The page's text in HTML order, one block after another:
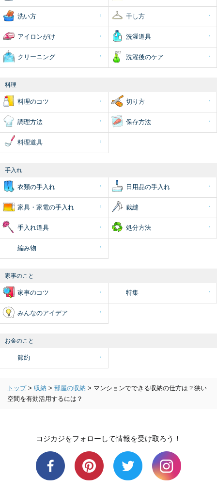
洗い方 干し方
アイロンがけ 洗濯道具
クリーニング 洗濯後のケア
料理
料理のコツ 切り方
調理方法 保存方法
料理道具
手入れ
衣類の手入れ 日用品の手入れ
家具・家電の手入れ 裁縫
手入れ道具 処分方法
編み物
家事のこと
家事のコツ 特集
みんなのアイデア
お金のこと
節約
トップ > 収納 > 部屋の収納 > マンションでできる収納の仕方は？狭い
空間を有効活用するには？
コジカジをフォローして情報を受け取ろう！